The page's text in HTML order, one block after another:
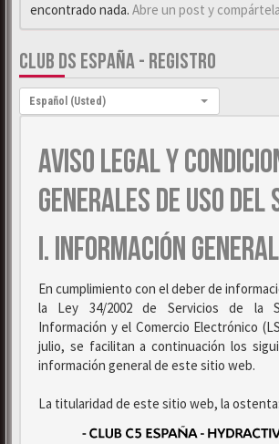
encontrado nada. Abre un post y
CLUB DS ESPAÑA - REGISTRO
Idioma:
Español (Usted)
AVISO LEGAL Y
GENERALES DE USO DEL
I. INFORMACIÓN GENERAL
En cumplimiento con el deber de
la Ley 34/2002 de Servicios de la
Información y el Comercio Electrónico
julio, se facilitan a continuación los
información general de este sitio web.
La titularidad de este sitio web, la ostenta: